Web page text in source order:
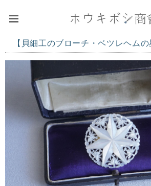
【貝細工のブローチ・ベツレヘムの